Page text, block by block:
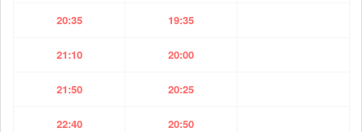
20:35 19:35
21:10 20:00
21:50 20:25
22:40 20:50